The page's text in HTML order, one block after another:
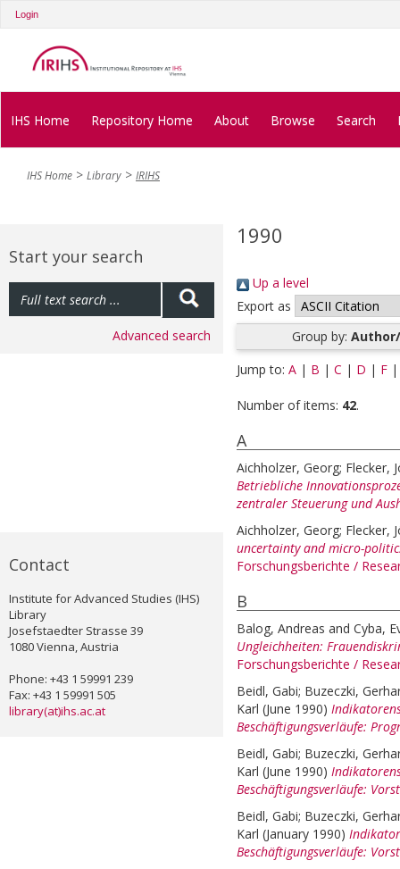
Login
IHS Home Repository Home About Browse Search
IHS Home Library IRIHS
Start your search
Advanced search
Contact
Institute for Advanced Studies (IHS)
Library
Josefstaedter Strasse 39
1080 Vienna, Austria
Phone: +43 1 59991 239
Fax: +43 1 59991 505
library(at)ihs.ac.at
1990
Up a level
Export as
Group by:
Jump to: A | B | C | D | F
Number of items: 42.
A
Aichholzer, Georg; Flecker,
Betriebliche
zentraler Steuerung und
Aichholzer, Georg; Flecker,
uncertainty and micro-
Forschungsberichte /
B
Balog, Andreas and Cyba,
Ungleichheiten:
Forschungsberichte /
Beidl, Gabi; Buzeczki,
Karl (June 1990)
Beschäftigungsverläufe:
Beidl, Gabi; Buzeczki,
Karl (June 1990)
Beschäftigungsverläufe:
Beidl, Gabi; Buzeczki,
Karl (January 1990)
Beschäftigungsverläufe: